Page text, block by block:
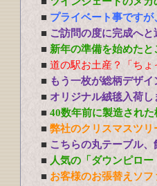
■ プライベート事ですが
■ ご訪問の度に完成へと
■ 新年の準備を始めたと
■ 道の駅お土産？「ちょ
■ もう一枚が総柄デザ
■ オリジナル絨毯入荷し
■ 40数年前に製造され
■ 弊社のクリスマスツ
■ こちらの丸テーブル
■ 人気の「ダウンピロ
■ お客様のお張替えソ